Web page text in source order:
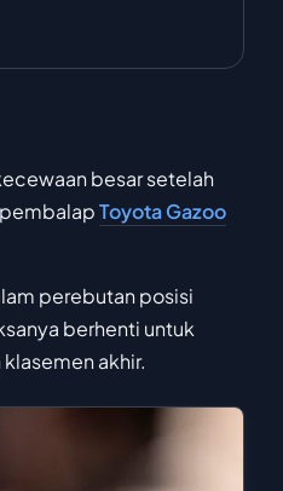
besar setelah
Toyota Gazoo
perebutan posisi
berhenti untuk
akhir.